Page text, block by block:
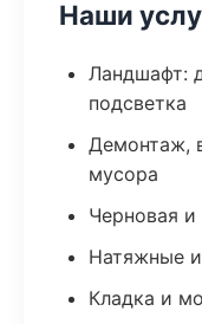
Наши
Ландшафт:
подсветка
Демонтаж,
мусора
Черновая и
Натяжные
Кладка и